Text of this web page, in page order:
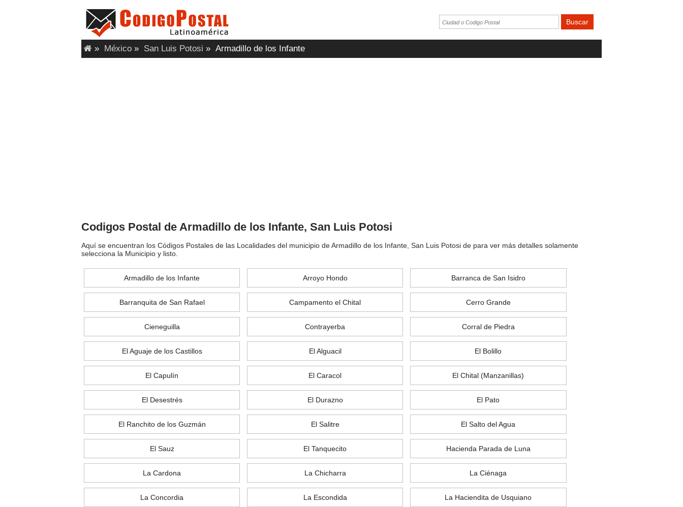
» México » San Luis Potosi » Armadillo de los Infante
Codigos Postal de Armadillo de los Infante, San Luis Potosi
Aquí se encuentran los Códigos Postales de las Localidades del municipio de Armadillo de los Infante, San Luis Potosi de para ver más detalles solamente
selecciona la Municipio y listo.
Armadillo de los Infante Arroyo Hondo Barranca de San Isidro
Barranquita de San Rafael Campamento el Chital Cerro Grande
Cieneguilla Contrayerba Corral de Piedra
El Aguaje de los Castillos El Alguacil El Bolillo
El Capulín El Caracol El Chital (Manzanillas)
El Desestrés El Durazno El Pato
El Ranchito de los Guzmán El Salitre El Salto del Agua
El Sauz El Tanquecito Hacienda Parada de Luna
La Cardona La Chicharra La Ciénaga
La Concordia La Escondida La Haciendita de Usquiano